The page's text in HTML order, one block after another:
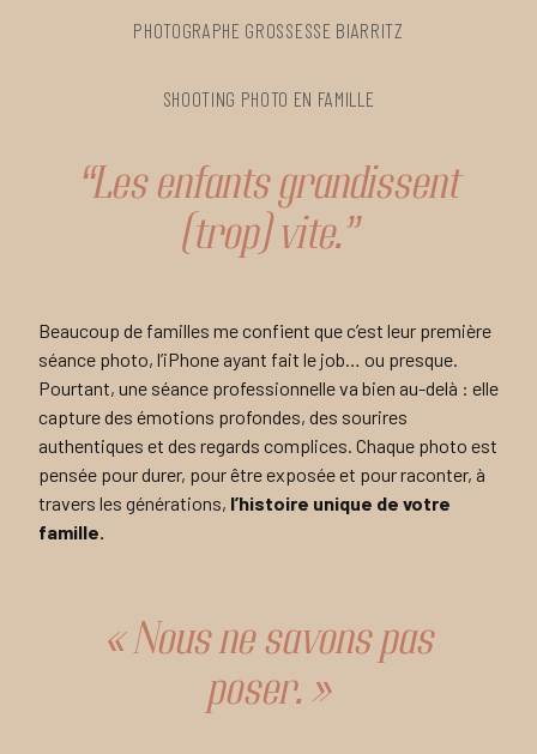
PHOTOGRAPHE GROSSESSE BIARRITZ
SHOOTING PHOTO EN FAMILLE
“Les enfants grandissent
(trop) vite.”
Beaucoup de familles me confient que c’est leur première
séance photo, l’iPhone ayant fait le job… ou presque.
Pourtant, une séance professionnelle va bien au-delà : elle
capture des émotions profondes, des sourires
authentiques et des regards complices. Chaque photo est
pensée pour durer, pour être exposée et pour raconter, à
travers les générations, l’histoire unique de votre
famille.
« Nous ne savons pas
poser. »